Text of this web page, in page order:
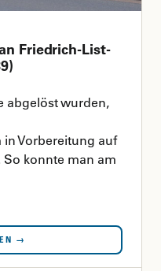
Friedrich-List-
abgelöst wurden,
Vorbereitung auf
konnte man am
→